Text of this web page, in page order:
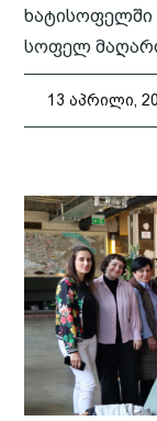
ხატისოფელში
სოფელ
13 აპრილი,